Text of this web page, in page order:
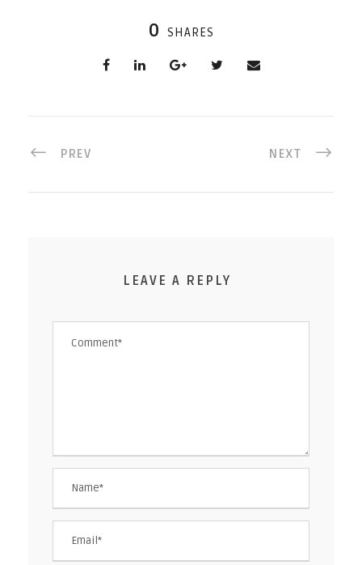
0 SHARES
PREV NEXT
LEAVE A REPLY